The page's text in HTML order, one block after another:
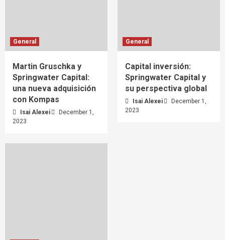
General
Martin Gruschka y
Springwater Capital:
una nueva adquisición
con Kompas
Isai Alexei
December 1,
2023
General
Capital inversión:
Springwater Capital y
su perspectiva global
Isai Alexei
December 1,
2023